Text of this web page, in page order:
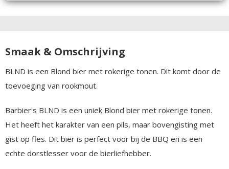
Smaak & Omschrijving
BLND is een Blond bier met rokerige tonen. Dit komt door de
toevoeging van rookmout.
Barbier's BLND is een uniek Blond bier met rokerige tonen.
Het heeft het karakter van een pils, maar bovengisting met
gist op fles. Dit bier is perfect voor bij de BBQ en is een
echte dorstlesser voor de bierliefhebber.